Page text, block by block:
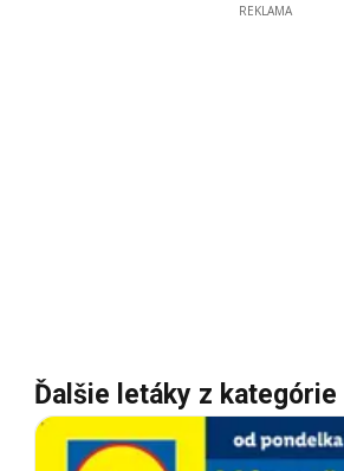
REKLAMA
Ďalšie letáky z kategórie